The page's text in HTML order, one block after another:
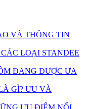
VÀ THÔNG TIN
LOẠI STANDEE
ĐANG ĐƯỢC ƯA
GÌ? ƯU VÀ
ƯU ĐIỂM NỔI